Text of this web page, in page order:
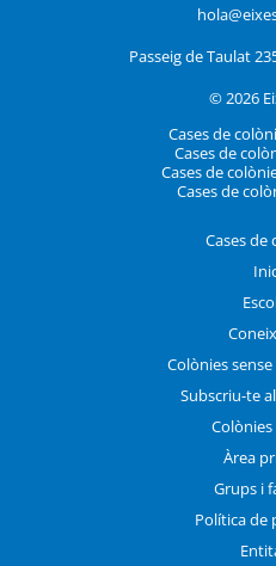
Passeig de Taulat
© 2026
Cases de
Cases de
Cases de
Cases de
Cases de
Colònies
Subscriu-te
Àrea
Grups i
Política de